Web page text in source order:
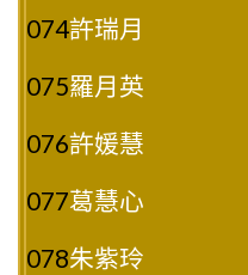
074許瑞月
075羅月英
076許媛慧
077葛慧心
078朱紫玲